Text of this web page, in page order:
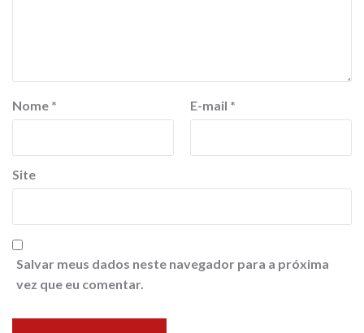
Nome * E-mail *
Site
Salvar meus dados neste navegador para a próxima
vez que eu comentar.